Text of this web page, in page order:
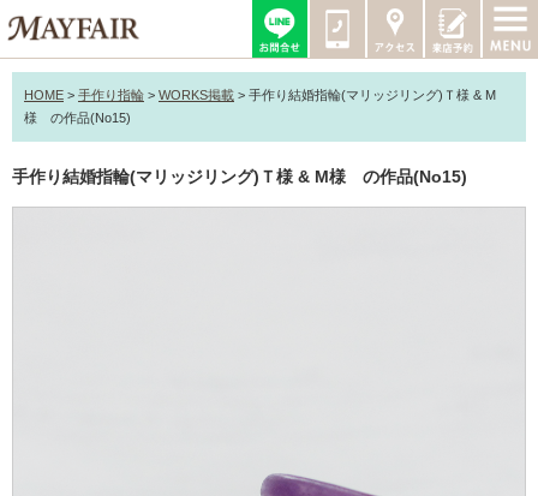
HOME > 手作り指輪 > WORKS掲載 > 手作り結婚指輪(マリッジリング)Ｔ様 & M
様 の作品(No15)
手作り結婚指輪(マリッジリング)Ｔ様 & M様 の作品(No15)